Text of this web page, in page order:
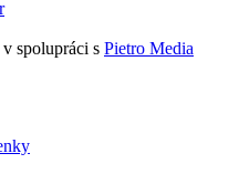
spolupráci s Pietro Media